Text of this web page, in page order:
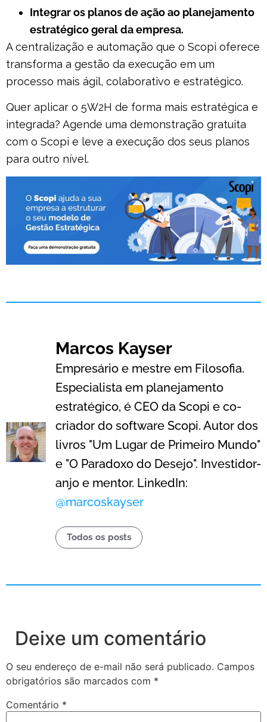
Integrar os planos de ação ao planejamento
estratégico geral da empresa.
A centralização e automação que o Scopi oferece
transforma a gestão da execução em um
processo mais ágil, colaborativo e estratégico.
Quer aplicar o 5W2H de forma mais estratégica e
integrada? Agende uma demonstração gratuita
com o Scopi e leve a execução dos seus planos
para outro nível.
Marcos Kayser
Empresário e mestre em Filosofia.
Especialista em planejamento
estratégico, é CEO da Scopi e co-
criador do software Scopi. Autor dos
livros "Um Lugar de Primeiro Mundo"
e "O Paradoxo do Desejo". Investidor-
anjo e mentor. LinkedIn:
@marcoskayser
Todos os posts
Deixe um comentário
O seu endereço de e-mail não será publicado. Campos
obrigatórios são marcados com *
Comentário *